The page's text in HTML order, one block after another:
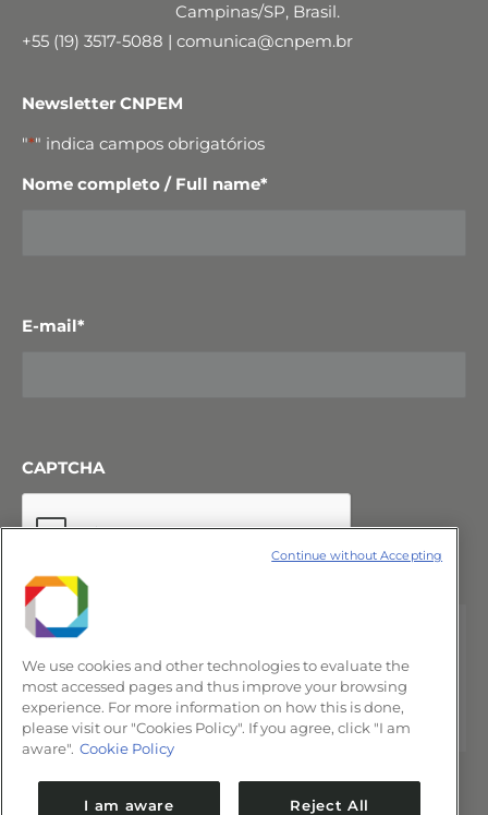
Campinas/SP, Brasil.
+55 (19) 3517-5088 | comunica@cnpem.br
Newsletter CNPEM
"*" indica campos obrigatórios
Nome completo / Full name*
E-mail*
CAPTCHA
We use cookies and other technologies to evaluate the
most accessed pages and thus improve your browsing
experience. For more information on how this is done,
please visit our "Cookies Policy". If you agree, click "I am
aware". Cookie Policy
I am aware Reject All
Continue without Accepting